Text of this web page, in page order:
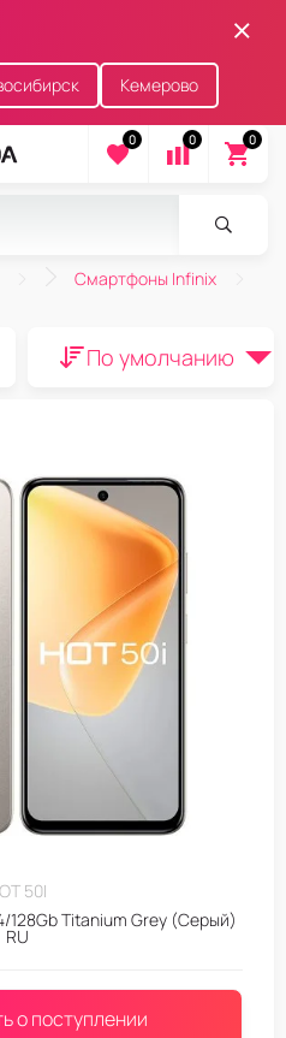
Кемерово
0 0 0
Смартфоны Infinix
По умолчанию
50I
128Gb Titanium Grey (Серый)
RU
о поступлении